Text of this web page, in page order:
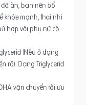
ăn, bạn nên bổ
khỏe mạnh, thai nhi
hợp với phụ nữ có
(Nếu ở dạng
rõ). Dạng Triglycerid
vận chuyển tối ưu